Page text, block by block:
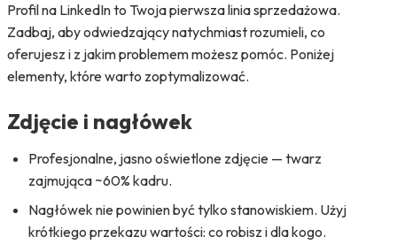
Profil na LinkedIn to Twoja pierwsza linia sprzedażowa.
Zadbaj, aby odwiedzający natychmiast rozumieli, co
oferujesz i z jakim problemem możesz pomóc. Poniżej
elementy, które warto zoptymalizować.
Zdjęcie i nagłówek
Profesjonalne, jasno oświetlone zdjęcie — twarz
zajmująca ~60% kadru.
Nagłówek nie powinien być tylko stanowiskiem. Użyj
krótkiego przekazu wartości: co robisz i dla kogo.